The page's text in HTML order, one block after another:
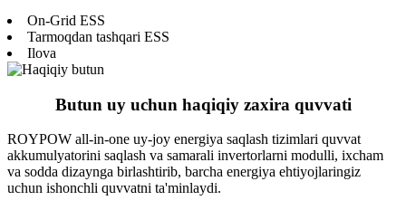
On-Grid ESS
Tarmoqdan tashqari ESS
Ilova
Butun uy uchun haqiqiy zaxira quvvati
ROYPOW all-in-one uy-joy energiya saqlash tizimlari quvvat
akkumulyatorini saqlash va samarali invertorlarni modulli, ixcham
va sodda dizaynga birlashtirib, barcha energiya ehtiyojlaringiz
uchun ishonchli quvvatni ta'minlaydi.